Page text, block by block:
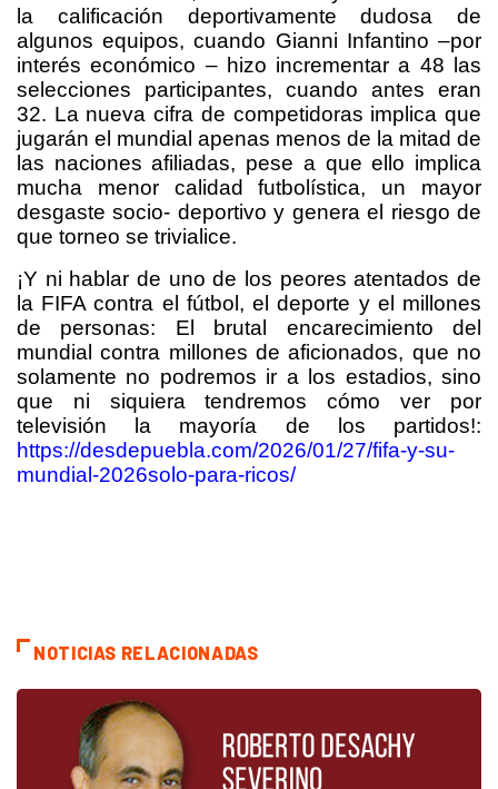
la calificación deportivamente dudosa de
algunos equipos, cuando Gianni Infantino –por
interés económico – hizo incrementar a 48 las
selecciones participantes, cuando antes eran
32. La nueva cifra de competidoras implica que
jugarán el mundial apenas menos de la mitad de
las naciones afiliadas, pese a que ello implica
mucha menor calidad futbolística, un mayor
desgaste socio- deportivo y genera el riesgo de
que torneo se trivialice.
¡Y ni hablar de uno de los peores atentados de
la FIFA contra el fútbol, el deporte y el millones
de personas: El brutal encarecimiento del
mundial contra millones de aficionados, que no
solamente no podremos ir a los estadios, sino
que ni siquiera tendremos cómo ver por
televisión la mayoría de los partidos!:
https://desdepuebla.com/2026/01/27/fifa-y-su-
mundial-2026solo-para-ricos/
NOTICIAS RELACIONADAS